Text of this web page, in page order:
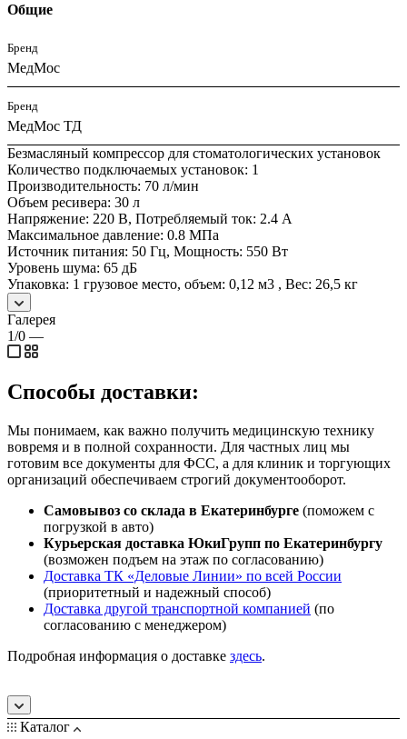
Общие
Бренд
МедМос
Бренд
МедМос ТД
Безмасляный компрессор для стоматологических установок
Количество подключаемых установок: 1
Производительность: 70 л/мин
Объем ресивера: 30 л
Напряжение: 220 В, Потребляемый ток: 2.4 A
Максимальное давление: 0.8 МПа
Источник питания: 50 Гц, Мощность: 550 Вт
Уровень шума: 65 дБ
Упаковка: 1 грузовое место, объем: 0,12 м3 , Вес: 26,5 кг
Галерея
1/0 —
Способы доставки:
Мы понимаем, как важно получить медицинскую технику
вовремя и в полной сохранности. Для частных лиц мы
готовим все документы для ФСС, а для клиник и торгующих
организаций обеспечиваем строгий документооборот.
Самовывоз со склада в Екатеринбурге (поможем с
погрузкой в авто)
Курьерская доставка ЮкиГрупп по Екатеринбургу
(возможен подъем на этаж по согласованию)
Доставка ТК «Деловые Линии» по всей России
(приоритетный и надежный способ)
Доставка другой транспортной компанией (по
согласованию с менеджером)
Подробная информация о доставке здесь.
Каталог